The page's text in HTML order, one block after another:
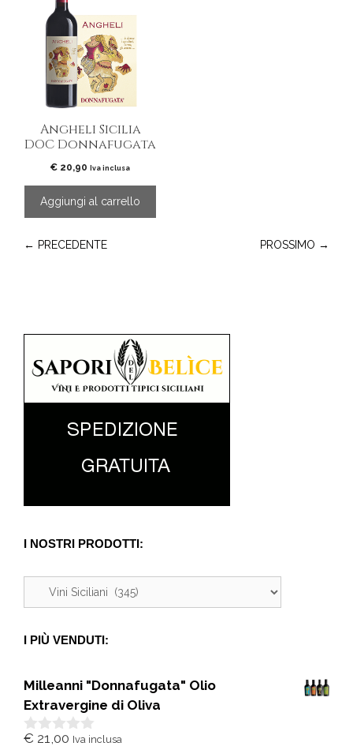
Angheli Sicilia
DOC Donnafugata
€ 20,90 Iva inclusa
Aggiungi al carrello
← PRECEDENTE PROSSIMO →
I NOSTRI PRODOTTI:
I PIÙ VENDUTI:
Milleanni "Donnafugata" Olio
Extravergine di Oliva
0
€ 21,00 Iva inclusa